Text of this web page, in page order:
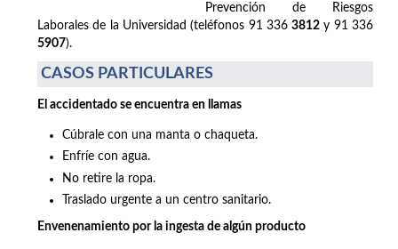
Prevención de Riesgos
Laborales de la Universidad (teléfonos 91 3363812 y 91 336
5907).
CASOS PARTICULARES
El accidentado se encuentra en llamas
Cúbrale con una manta o chaqueta.
Enfríe con agua.
No retire la ropa.
Traslado urgente a un centro sanitario.
Envenenamiento por la ingesta de algún producto